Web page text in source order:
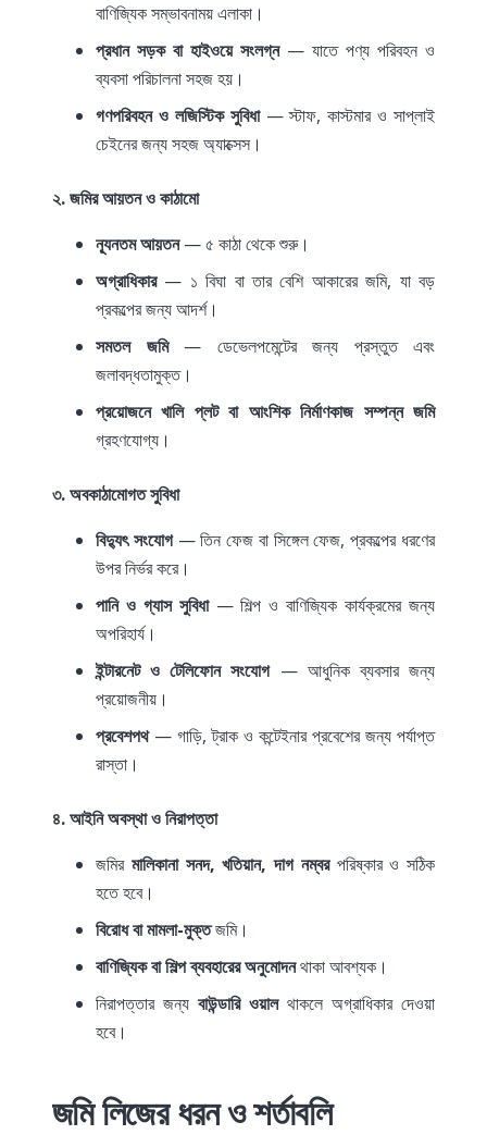
বাণিজ্যিক সম্ভাবনাময় এলাকা।
প্রধান সড়ক বা হাইওয়ে সংলগ্ন— যাতে পণ্য পরিবহন ও
ব্যবসা পরিচালনা সহজ হয়।
গণপরিবহন ও লজিস্টিক সুবিধা— স্টাফ, কাস্টমার ও সাপ্লাই
চেইনের জন্য সহজ অ্যাক্সেস।
২. জমির আয়তন ও কাঠামো
ন্যূনতম আয়তন— ৫ কাঠা থেকে শুরু।
অগ্রাধিকার— ১ বিঘা বা তার বেশি আকারের জমি, যা বড়
প্রকল্পের জন্য আদর্শ।
সমতল জমি— ডেভেলপমেন্টের জন্য প্রস্তুত এবং
জলাবদ্ধতামুক্ত।
প্রয়োজনে খালি প্লট বা আংশিক নির্মাণকাজ সম্পন্ন জমি
গ্রহণযোগ্য।
৩. অবকাঠামোগত সুবিধা
বিদ্যুৎ সংযোগ— তিন ফেজ বা সিঙ্গেল ফেজ, প্রকল্পের ধরণের
উপর নির্ভর করে।
পানি ও গ্যাস সুবিধা— শিল্প ও বাণিজ্যিক কার্যক্রমের জন্য
অপরিহার্য।
ইন্টারনেট ও টেলিফোন সংযোগ— আধুনিক ব্যবসার জন্য
প্রয়োজনীয়।
প্রবেশপথ— গাড়ি, ট্রাক ও কন্টেইনার প্রবেশের জন্য পর্যাপ্ত
রাস্তা।
৪. আইনি অবস্থা ও নিরাপত্তা
জমির মালিকানা সনদ, খতিয়ান, দাগ নম্বরপরিষ্কার ও সঠিক
হতে হবে।
বিরোধ বা মামলা-মুক্তজমি।
বাণিজ্যিক বা শিল্প ব্যবহারের অনুমোদনথাকা আবশ্যক।
নিরাপত্তার জন্য বাউন্ডারি ওয়ালথাকলে অগ্রাধিকার দেওয়া
হবে।
জমি লিজের ধরন ও শর্তাবলি